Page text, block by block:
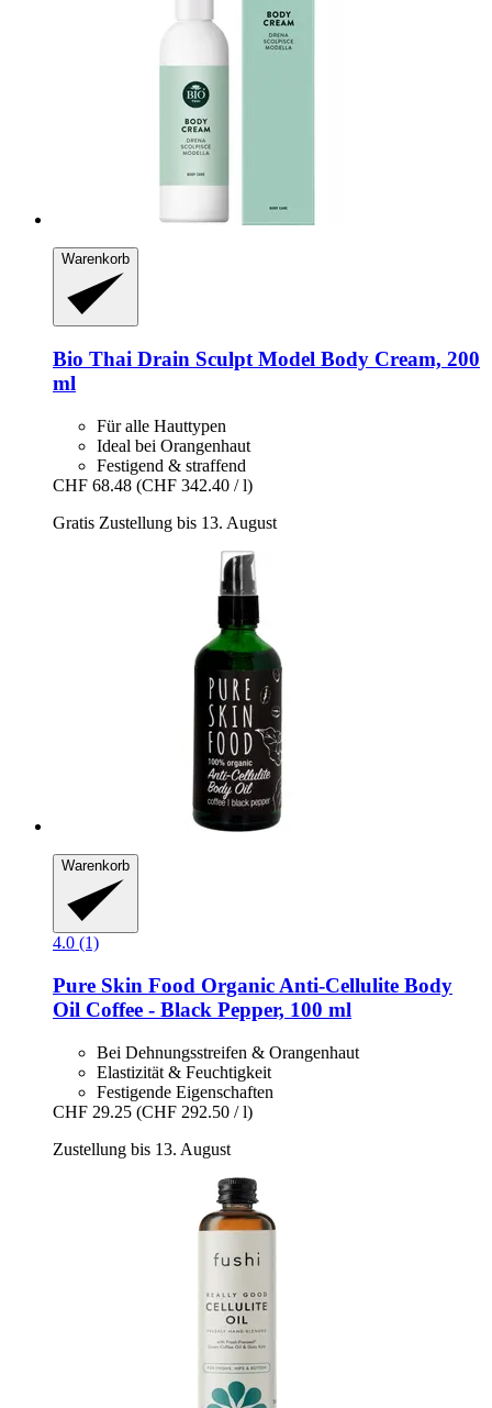
Warenkorb
Bio Thai Drain Sculpt Model Body Cream, 200
ml
Für alle Hauttypen
Ideal bei Orangenhaut
Festigend & straffend
CHF 68.48 (CHF 342.40 / l)
Gratis Zustellung bis 13. August
Warenkorb
4.0 (1)
Pure Skin Food Organic Anti-​Cellulite Body
Oil Coffee -​ Black Pepper, 100 ml
Bei Dehnungsstreifen & Orangenhaut
Elastizität & Feuchtigkeit
Festigende Eigenschaften
CHF 29.25 (CHF 292.50 / l)
Zustellung bis 13. August